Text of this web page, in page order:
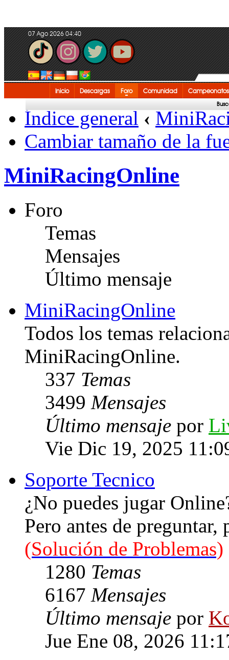
07 Ago 2026 04:40
Inicio Descargas Foro Comunidad Campeonatos
Índice general ‹
Cambiar tamaño de la
MiniRacingOnline
Foro
Temas
Mensajes
Último mensaje
MiniRacingOnline
Todos los temas
MiniRacingOnline.
337 Temas
3499 Mensajes
Último mensaje por
Vie Dic 19, 2025
Soporte Tecnico
¿No puedes jugar
Pero antes de
(Solución de Problemas)
1280 Temas
6167 Mensajes
Último mensaje por
Jue Ene 08, 2026